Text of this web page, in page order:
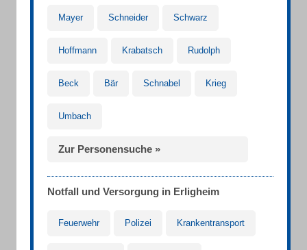
Mayer Schneider Schwarz
Hoffmann Krabatsch Rudolph
Beck Bär Schnabel Krieg
Umbach
Zur Personensuche »
Notfall und Versorgung in Erligheim
Feuerwehr Polizei Krankentransport